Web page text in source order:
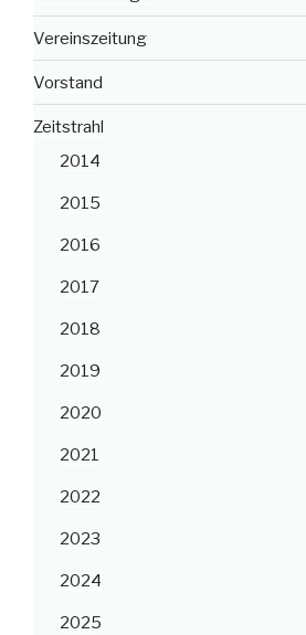
Vereinszeitung
Vorstand
Zeitstrahl
2014
2015
2016
2017
2018
2019
2020
2021
2022
2023
2024
2025